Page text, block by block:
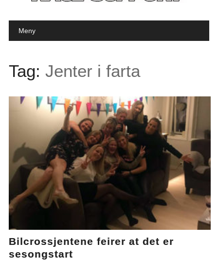
Main menu
Meny
Tag: Jenter i farta
Bilcrossjentene feirer at det er
sesongstart